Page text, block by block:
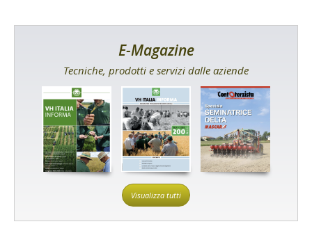
E-Magazine
Tecniche, prodotti e servizi dalle aziende
Visualizza tutti